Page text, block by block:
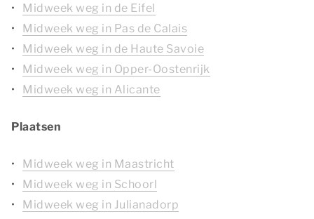
Midweek weg in de Eifel
Midweek weg in Pas de Calais
Midweek weg in de Haute Savoie
Midweek weg in Opper-Oostenrijk
Midweek weg in Alicante
Plaatsen
Midweek weg in Maastricht
Midweek weg in Schoorl
Midweek weg in Julianadorp